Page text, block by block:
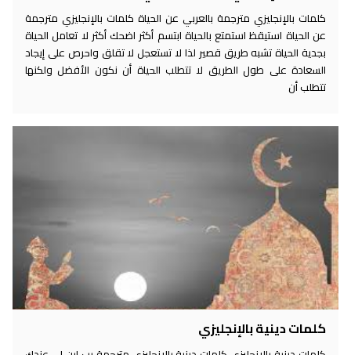
كلمات بالإنجليزي مترجمة بالعربي عن الحياة كلمات بالإنجليزي مترجمة
عن الحياة استيقظ استمتع بالحياة ابتسم أكثر اضحك أكثر لا تعامل الحياة
بجدية الحياة تشبه طريق قصير لذا لا تستعجل لا تقلق واحرص على إيجاد
السعادة على طول الطريق لا تتطلب الحياة أن نكون الأفضل ولكنها
تتطلب أن
كلمات دينية بالإنجليزي